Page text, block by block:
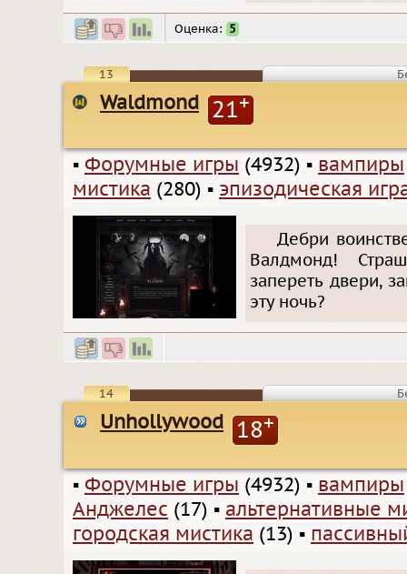
Оценка: 5
13
Waldmond 21+
▪ Форумные игры (4932) ▪ вампиры
мистика (280) ▪ эпизодическая
Дебри
Валдмонд!
запереть двери,
эту ночь?
14
Unhollywood 18+
▪ Форумные игры (4932) ▪ вампиры
Анджелес (17) ▪ альтернативные
городская мистика (13) ▪